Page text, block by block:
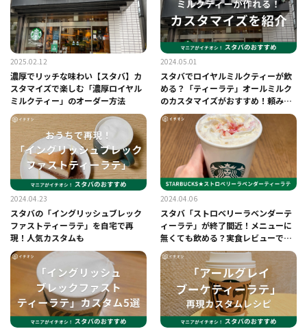
2025.02.12
濃厚でリッチな味わい【スタバ】カ
スタマイズで楽しむ「濃厚ロイヤル
ミルクティー」のオーダー方法
2024.05.01
スタバでロイヤルミルクティーが飲
める？「ティーラテ」オールミルク
のカスタマイズがおすすめ！頼み方
を紹介
2024.04.23
スタバの「イングリッシュブレック
ファストティーラテ」を自宅で再
現！人気カスタムも
2024.04.06
スタバ「ストロベリーラベンダーテ
ィーラテ」が終了間近！メニューに
無くても飲める？実食レビューで解
説